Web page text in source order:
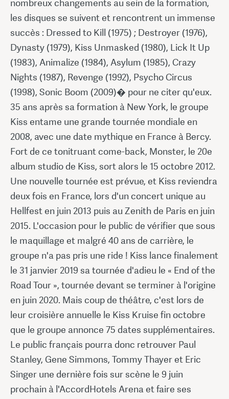
nombreux changements au sein de la formation,
les disques se suivent et rencontrent un immense
succès : Dressed to Kill (1975) ; Destroyer (1976),
Dynasty (1979), Kiss Unmasked (1980), Lick It Up
(1983), Animalize (1984), Asylum (1985), Crazy
Nights (1987), Revenge (1992), Psycho Circus
(1998), Sonic Boom (2009)� pour ne citer qu'eux.
35 ans après sa formation à New York, le groupe
Kiss entame une grande tournée mondiale en
2008, avec une date mythique en France à Bercy.
Fort de ce tonitruant come-back, Monster, le 20e
album studio de Kiss, sort alors le 15 octobre 2012.
Une nouvelle tournée est prévue, et Kiss reviendra
deux fois en France, lors d'un concert unique au
Hellfest en juin 2013 puis au Zenith de Paris en juin
2015. L'occasion pour le public de vérifier que sous
le maquillage et malgré 40 ans de carrière, le
groupe n'a pas pris une ride ! Kiss lance finalement
le 31 janvier 2019 sa tournée d'adieu le « End of the
Road Tour », tournée devant se terminer à l'origine
en juin 2020. Mais coup de théâtre, c'est lors de
leur croisière annuelle le Kiss Kruise fin octobre
que le groupe annonce 75 dates supplémentaires.
Le public français pourra donc retrouver Paul
Stanley, Gene Simmons, Tommy Thayer et Eric
Singer une dernière fois sur scène le 9 juin
prochain à l'AccordHotels Arena et faire ses